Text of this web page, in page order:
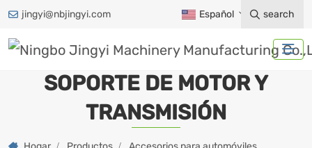
jingyi@nbjingyi.com Español search
SOPORTE DE MOTOR Y
TRANSMISIÓN